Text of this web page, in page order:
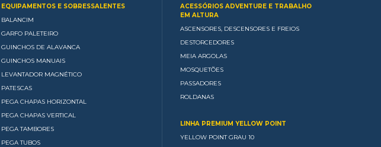
EQUIPAMENTOS E SOBRESSALENTES
BALANCIM
GARFO PALETEIRO
GUINCHOS DE ALAVANCA
GUINCHOS MANUAIS
LEVANTADOR MAGNÉTICO
PATESCAS
PEGA CHAPAS HORIZONTAL
PEGA CHAPAS VERTICAL
PEGA TAMBORES
PEGA TUBOS
ACESSÓRIOS ADVENTURE E TRABALHO
EM ALTURA
ASCENSORES, DESCENSORES E FREIOS
DESTORCEDORES
MEIA ARGOLAS
MOSQUETÕES
PASSADORES
ROLDANAS
LINHA PREMIUM YELLOW POINT
YELLOW POINT GRAU 10